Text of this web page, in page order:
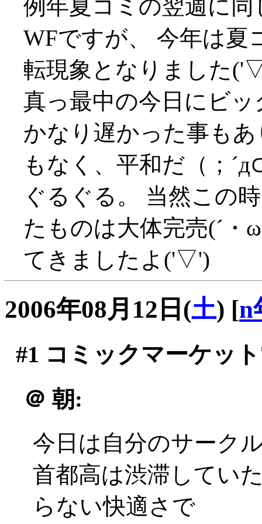
例年夏コミの翌週に
WFですが、 今年は夏
転現象となりました
真っ最中の今日にビ
かなり遅かった事も
もなく、平和だ（；
ぐるぐる。 当然この
たものは大体完売(´・
てきましたよ('▽')
2006年08月12日(土) [n
#1 コミックマーケッ
＠ 朝:
今日は自分のサーク
首都高は渋滞してい
らない快適さで